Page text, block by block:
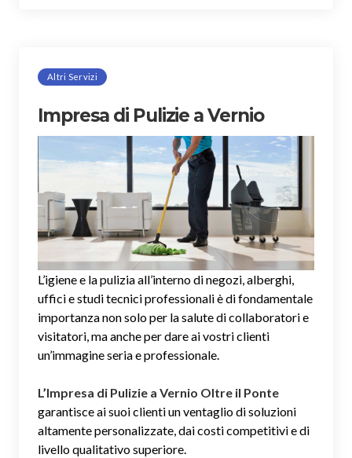
Altri Servizi
Impresa di Pulizie a Vernio
L’igiene e la pulizia all’interno di negozi, alberghi,
uffici e studi tecnici professionali è di fondamentale
importanza non solo per la salute di collaboratori e
visitatori, ma anche per dare ai vostri clienti
un’immagine seria e professionale.
L’Impresa di Pulizie a Vernio Oltre il Ponte
garantisce ai suoi clienti un ventaglio di soluzioni
altamente personalizzate, dai costi competitivi e di
livello qualitativo superiore.